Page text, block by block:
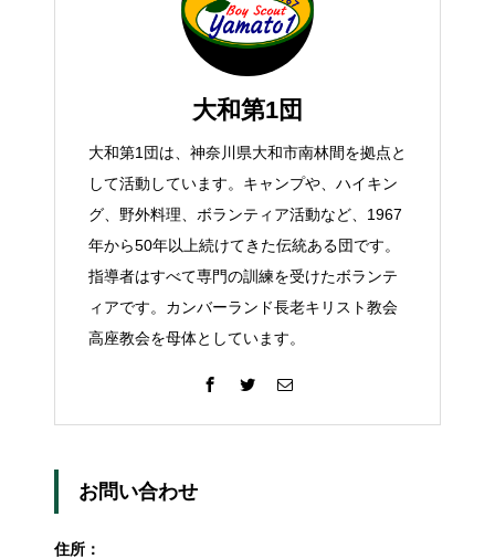
大和第1団
大和第1団は、神奈川県大和市南林間を拠点と
して活動しています。キャンプや、ハイキン
グ、野外料理、ボランティア活動など、1967
年から50年以上続けてきた伝統ある団です。
指導者はすべて専門の訓練を受けたボランテ
ィアです。カンバーランド長老キリスト教会
高座教会を母体としています。
お問い合わせ
住所：